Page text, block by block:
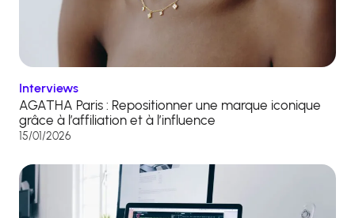
Interviews
AGATHA Paris : Repositionner une marque iconique
grâce à l’affiliation et à l’influence
15/01/2026